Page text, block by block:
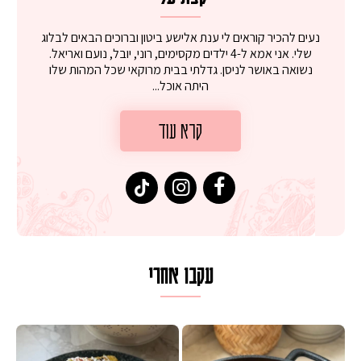
נעים להכיר קוראים לי ענת אלישע ביטון וברוכים הבאים לבלוג
שלי. אני אמא ל-4 ילדים מקסימים, רוני, יובל, נועם ואריאל.
נשואה באושר לניסן. גדלתי בבית מרוקאי שכל המהות שלו
היתה אוכל...
קרא עוד
עקבו אחרי
על מחבת עם גבינה בולגרית מעודנת מ